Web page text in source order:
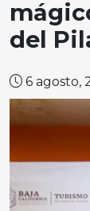
del
6 agosto,